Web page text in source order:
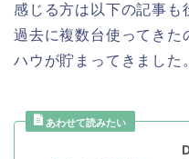
感じる方は以下の記事も
過去に複数台使ってきた
ハウが貯まってきました